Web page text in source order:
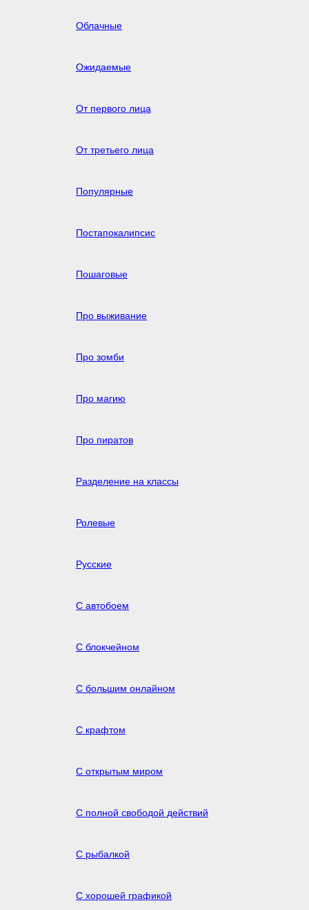
Облачные
Ожидаемые
От первого лица
От третьего лица
Популярные
Постапокалипсис
Пошаговые
Про выживание
Про зомби
Про магию
Про пиратов
Разделение на классы
Ролевые
Русские
С автобоем
С блокчейном
С большим онлайном
С крафтом
С открытым миром
С полной свободой действий
С рыбалкой
С хорошей графикой